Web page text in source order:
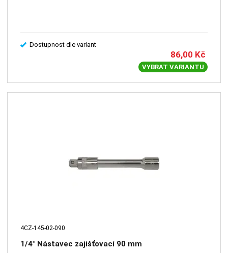
Dostupnost dle variant
86,00 Kč
VYBRAT VARIANTU
4CZ-145-02-090
1/4" Nástavec zajišťovací 90 mm